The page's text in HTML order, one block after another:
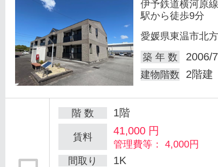
伊予鉄道横河原
駅から徒歩9分
愛媛県東温市北方
築 年 数
2006/
建物階数 2階建
階 数 1階
賃料 41,000 円
管理費等： 4,000円
間取り
1K